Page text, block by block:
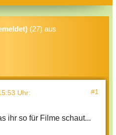
(27) aus
Uhr: #1
ihr so für Filme schaut...